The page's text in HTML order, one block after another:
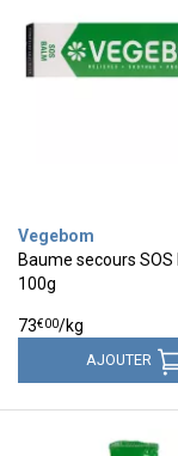
Vegebom
Baume secours SOS
100g
73€00/kg
AJOUTER